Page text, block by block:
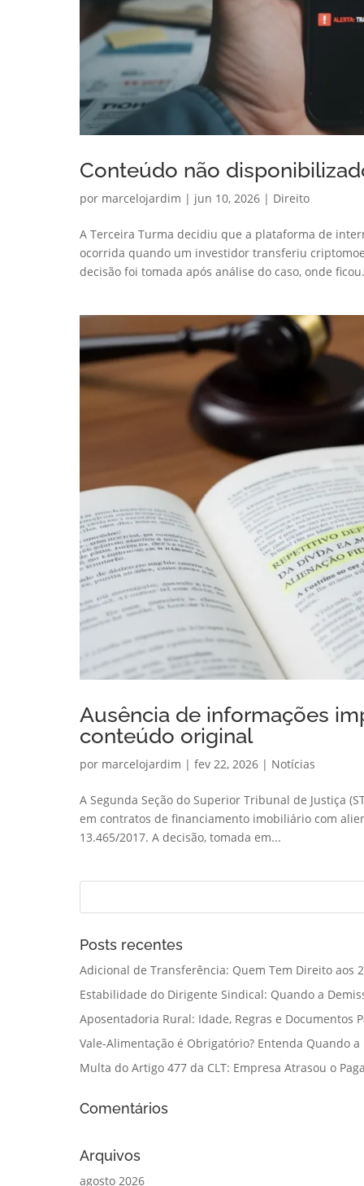
Conteúdo não
por marcelojardim | jun 10, 2026 | Direito
A Terceira Turma decidiu que a plataforma de
ocorrida quando um investidor transferiu
decisão foi tomada após análise do caso, onde
Ausência de informações
conteúdo original
por marcelojardim | fev 22, 2026 | Notícias
A Segunda Seção do Superior Tribunal de Justiça
em contratos de financiamento imobiliário com
13.465/2017. A decisão, tomada em...
Posts recentes
Adicional de Transferência: Quem Tem Direito aos
Estabilidade do Dirigente Sindical: Quando a
Aposentadoria Rural: Idade, Regras e Documentos
Vale-Alimentação é Obrigatório? Entenda Quando
Multa do Artigo 477 da CLT: Empresa Atrasou o
Comentários
Arquivos
agosto 2026